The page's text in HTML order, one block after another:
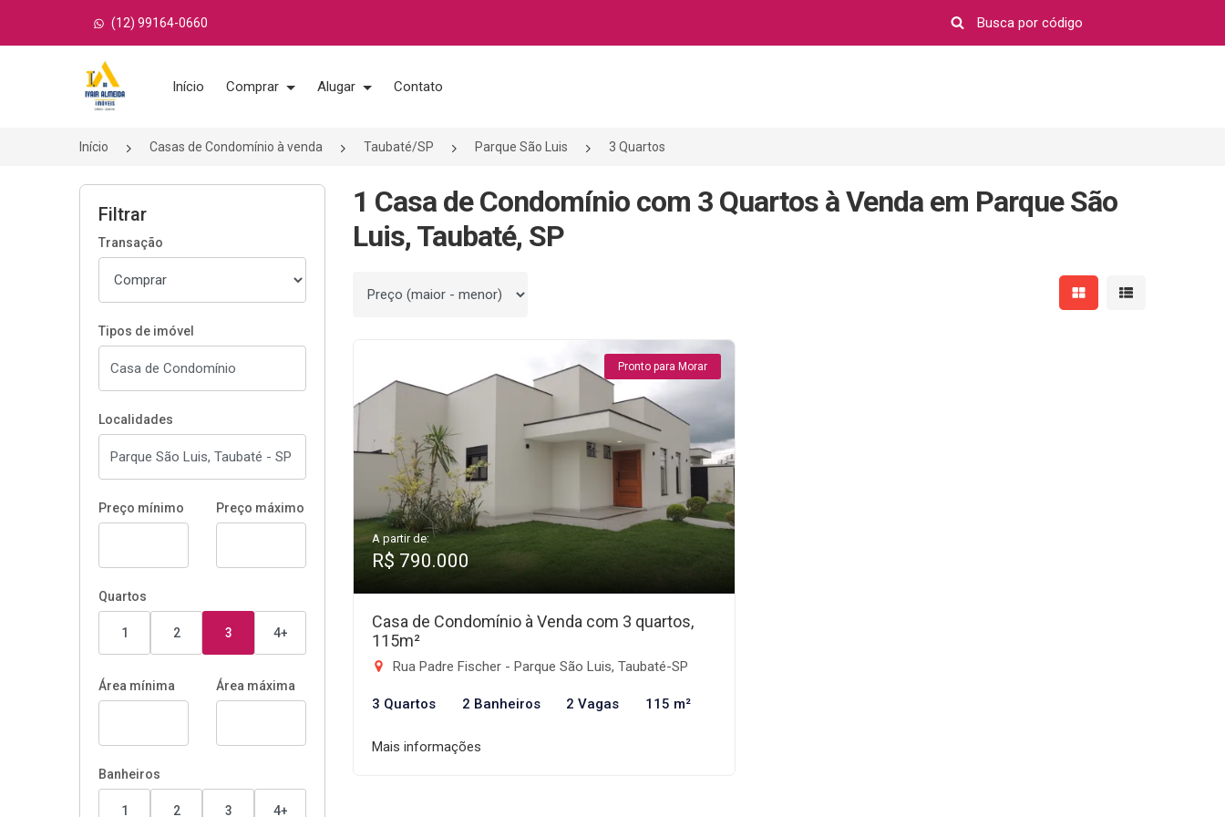
(12) 99164-0660
Página inicial
Início Comprar Alugar Contato
Início Casas de Condomínio à venda Taubaté/SP Parque São Luis 3 Quartos
Filtrar
Transação
Tipos de imóvel
Localidades
Preço mínimo Preço máximo
Quartos
1 2 3 4+
Área mínima Área máxima
Banheiros
1 2 3 4+
1 Casa de Condomínio com 3 Quartos à Venda em Parque São
Luis, Taubaté, SP
Ordenar por Mostrar resultados em
Mostrar
Pronto para Morar
A partir de:
R$ 790.000
Casa de Condomínio à Venda com 3 quartos,
115m²
Rua Padre Fischer - Parque São Luis, Taubaté-SP
3 Quartos 2 Banheiros 2 Vagas 115 m²
Mais informações